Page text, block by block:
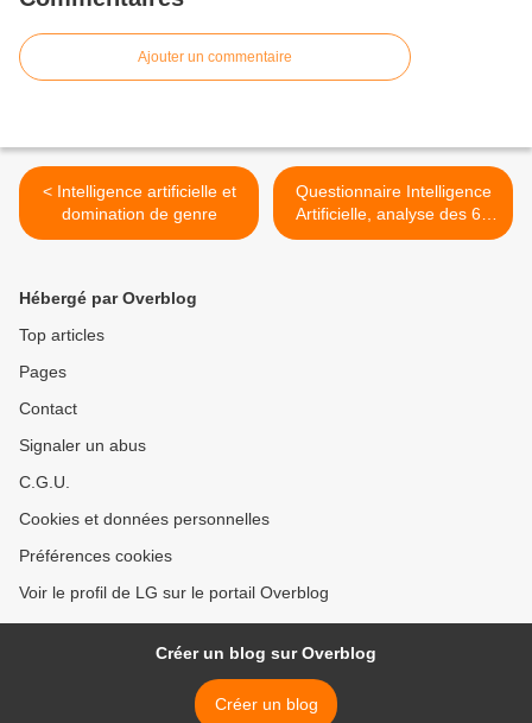
Ajouter un commentaire
< Intelligence artificielle et
domination de genre
Questionnaire Intelligence
Artificielle, analyse des 60
réponses de syndicats de la
Hébergé par Overblog
Top articles
Pages
Contact
Signaler un abus
C.G.U.
Cookies et données personnelles
Préférences cookies
Voir le profil de LG sur le portail Overblog
Créer un blog sur Overblog
Créer un blog